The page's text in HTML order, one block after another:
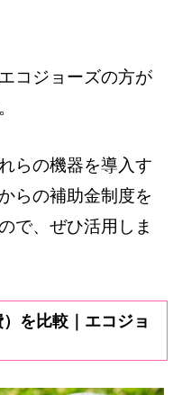
コジョーズの方が
らの機器を導入す
らの補助金制度を
で、ぜひ活用しま
を比較｜エコジョ